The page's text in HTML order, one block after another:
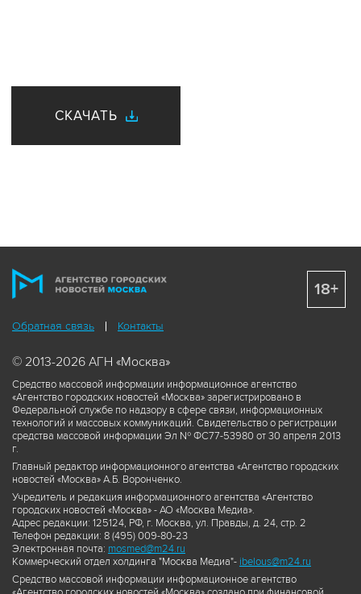
СКАЧАТЬ
Обратная связь Контакты
© 2013-2026 АГН «Москва»
Средство массовой информации информационное агентство
«Агентство городских новостей «Москва» зарегистрировано в
Федеральной службе по надзору в сфере связи, информационных
технологий и массовых коммуникаций. Свидетельство о регистрации
средства массовой информации Эл № ФС77-53980 от 30 апреля 2013
г.
Главный редактор информационного агентства «Агентство городских
новостей «Москва» А.Б. Воронченко.
Учредитель и редакция информационного агентства «Агентство
городских новостей «Москва» - АО «Москва Медиа».
Адрес редакции: 125124, РФ, г. Москва, ул. Правды, д. 24, стр. 2
Телефон редакции: 8 (495) 009-80-23
Электронная почта: mosmed@m24.ru
Коммерческий отдел холдинга "Москва Медиа"- ibelous@m24.ru
Средство массовой информации информационное агентство
18+